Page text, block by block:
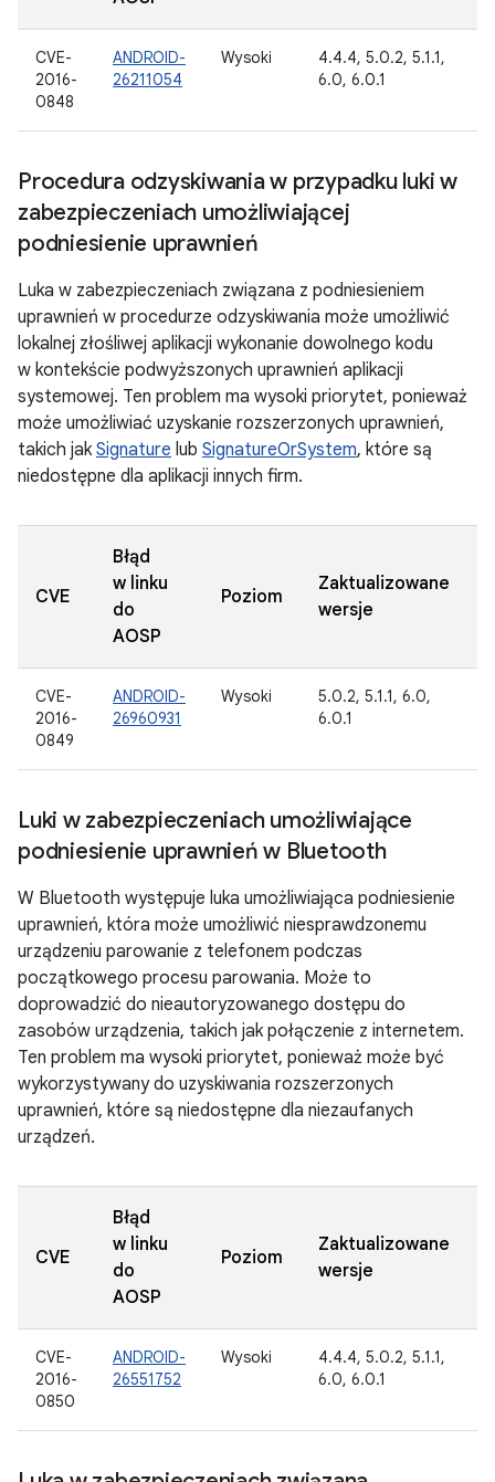
CVE-
2016-
0848
ANDROID-
26211054
Wysoki
4.4.4, 5.0.2, 5.1.1,
6.0, 6.0.1
Procedura odzyskiwania w przypadku luki w
zabezpieczeniach umożliwiającej
podniesienie uprawnień
Luka w zabezpieczeniach związana z podniesieniem
uprawnień w procedurze odzyskiwania może umożliwić
lokalnej złośliwej aplikacji wykonanie dowolnego kodu
w kontekście podwyższonych uprawnień aplikacji
systemowej. Ten problem ma wysoki priorytet, ponieważ
może umożliwiać uzyskanie rozszerzonych uprawnień,
takich jak Signature lub SignatureOrSystem, które są
niedostępne dla aplikacji innych firm.
CVE
Błąd
w linku
do
AOSP
Poziom
Zaktualizowane
wersje
CVE-
2016-
0849
ANDROID-
26960931
Wysoki
5.0.2, 5.1.1, 6.0,
6.0.1
Luki w zabezpieczeniach umożliwiające
podniesienie uprawnień w Bluetooth
W Bluetooth występuje luka umożliwiająca podniesienie
uprawnień, która może umożliwić niesprawdzonemu
urządzeniu parowanie z telefonem podczas
początkowego procesu parowania. Może to
doprowadzić do nieautoryzowanego dostępu do
zasobów urządzenia, takich jak połączenie z internetem.
Ten problem ma wysoki priorytet, ponieważ może być
wykorzystywany do uzyskiwania rozszerzonych
uprawnień, które są niedostępne dla niezaufanych
urządzeń.
CVE
Błąd
w linku
do
AOSP
Poziom
Zaktualizowane
wersje
CVE-
2016-
0850
ANDROID-
26551752
Wysoki
4.4.4, 5.0.2, 5.1.1,
6.0, 6.0.1